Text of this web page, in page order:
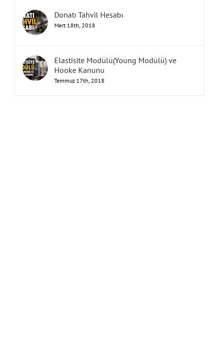
Donatı Tahvil Hesabı
Mart 18th, 2018
Elastisite Modülü(Young Modülü) ve
Hooke Kanunu
Temmuz 17th, 2018